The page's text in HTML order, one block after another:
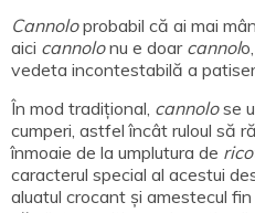
Cannoloprobabil că ai mai
aici cannolonu e doar cannol
vedeta incontestabilă a
În mod tradițional, cannolose
cumperi, astfel încât ruloul să
înmoaie de la umplutura de
caracterul special al acestui
aluatul crocant și amestecul